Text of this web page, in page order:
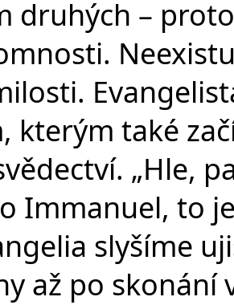
druhých –
kterým také
„Hle,
Immanuel, to
slyšíme
až po skonání